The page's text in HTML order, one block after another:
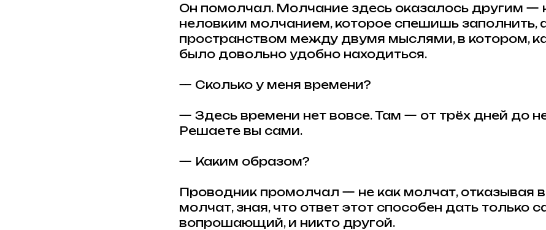
Он помолчал. Молчание здесь оказалось другим —
неловким молчанием, которое спешишь заполнить,
пространством между двумя мыслями, в котором,
было довольно удобно находиться.
— Сколько у меня времени?
— Здесь времени нет вовсе. Там — от трёх дней до
Решаете вы сами.
— Каким образом?
Проводник промолчал — не как молчат, отказывая в
молчат, зная, что ответ этот способен дать только
вопрошающий, и никто другой.